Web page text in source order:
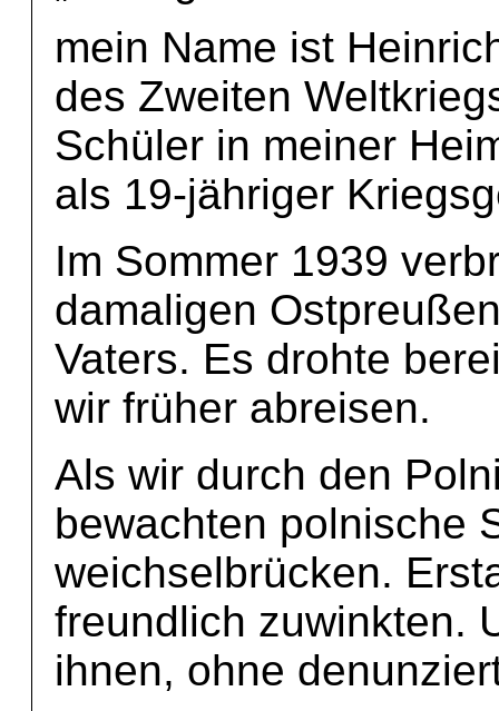
mein Name ist
des Zweiten
Schüler in meiner
als 19-jähriger
Im Sommer 1939
damaligen
Vaters. Es drohte
wir früher abreisen.
Als wir durch den
bewachten polnische
weichselbrücken.
freundlich zuwinkten.
ihnen, ohne